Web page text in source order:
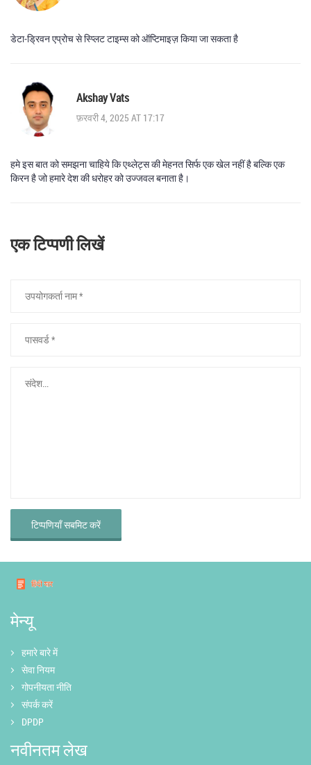
डेटा‑ड्रिवन एप्रोच से स्प्लिट टाइम्स को ऑप्टिमाइज़ किया जा सकता है
Akshay Vats
फ़रवरी 4, 2025 AT 17:17
हमे इस बात को समझना चाहिये कि एथ्लेट्स की मेहनत सिर्फ एक खेल नहीं है बल्कि एक
किरन है जो हमारे देश की धरोहर को उज्जवल बनाता है।
एक टिप्पणी लिखें
टिप्पणियाँ सबमिट करें
मेन्यू
हमारे बारे में
सेवा नियम
गोपनीयता नीति
संपर्क करें
DPDP
नवीनतम लेख